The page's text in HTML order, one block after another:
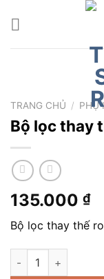
TRANG CHỦ / PHỤ
Bộ lọc thay
135.000 ₫
Bộ lọc thay thế
Bộ lọc thay thế